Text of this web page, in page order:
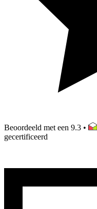
Beoordeeld met een 9.3 •
gecertificeerd